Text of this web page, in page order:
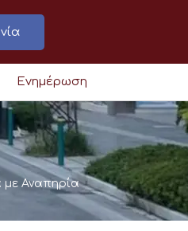
Ενημέρωση
Αναπηρία